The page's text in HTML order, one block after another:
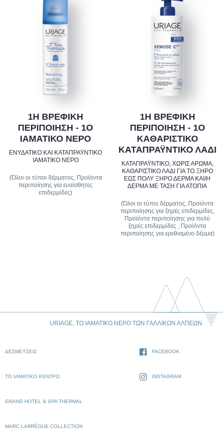
1Η ΒΡΕΦΙΚΗ
ΠΕΡΙΠΟΙΗΣΗ - 1Ο
ΙΑΜΑΤΙΚΟ ΝΕΡΟ
ΕΝΥΔΑΤΙΚΟ ΚΑΙ ΚΑΤΑΠΡΑΫΝΤΙΚΟ
ΙΑΜΑΤΙΚΟ ΝΕΡΟ
(Όλοι οι τύποι δέρματος, Προϊόντα
περιποίησης για ευαίσθητες
επιδερμίδες)
1Η ΒΡΕΦΙΚΗ
ΠΕΡΙΠΟΙΗΣΗ - 1Ο
ΚΑΘΑΡΙΣΤΙΚΟ
ΚΑΤΑΠΡΑΫΝΤΙΚΟ ΛΑΔΙ
ΚΑΤΑΠΡΑΫΝΤΙΚΟ, ΧΩΡΙΣ ΑΡΩΜΑ,
ΚΑΘΑΡΙΣΤΙΚΟ ΛΑΔΙ ΓΙΑ ΤΟ ΞΗΡΟ
ΕΩΣ ΠΟΛΥ ΞΗΡΟ ΔΕΡΜΑ ΚΑΙ/Η
ΔΕΡΜΑ ΜΕ ΤΑΣΗ ΓΙΑ ΑΤΟΠΙΑ
(Όλοι οι τύποι δέρματος, Προϊόντα
περιποίησης για ξηρές επιδερμίδες,
Προϊόντα περιποίησης για πολύ
ξηρές επιδερμίδες , Προϊόντα
περιποίησης για ερεθισμένο δέρμα)
URIAGE, ΤΟ ΙΑΜΑΤΙΚΌ ΝΕΡΌ ΤΩΝ ΓΑΛΛΙΚΏΝ ΆΛΠΕΩΝ
ΔΕΣΜΈΥΣΕΙΣ
ΤΟ ΙΑΜΑΤΙΚΌ ΚΈΝΤΡΟ
GRAND HOTEL & SPA THERMAL
MARC LARRÈGUE COLLECTION
FACEBOOK
INSTAGRAM